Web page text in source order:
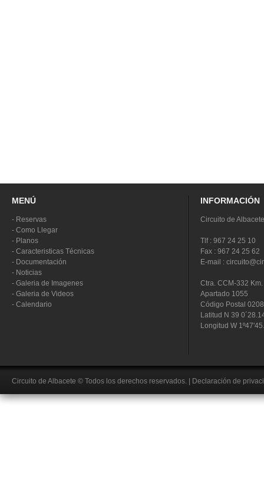
MENÚ
- Reservas
- Como Llegar
- Planos
- Caracteristicas Técnicas
- Documentación
- Noticias
- Galeria de Imagenes
- Galeria de Videos
- Calendario
INFORMACIÓN
Circuito de Albacete
Tlf : 967 24 25 10
Fax : 967 24 25 62
E-mail :
Ctra. CCM-332
Apartado 1055
Código Postal
Latitud N 39
Longitud W
Circuito de Albacete © Todos los derechos reservados. Declaración de